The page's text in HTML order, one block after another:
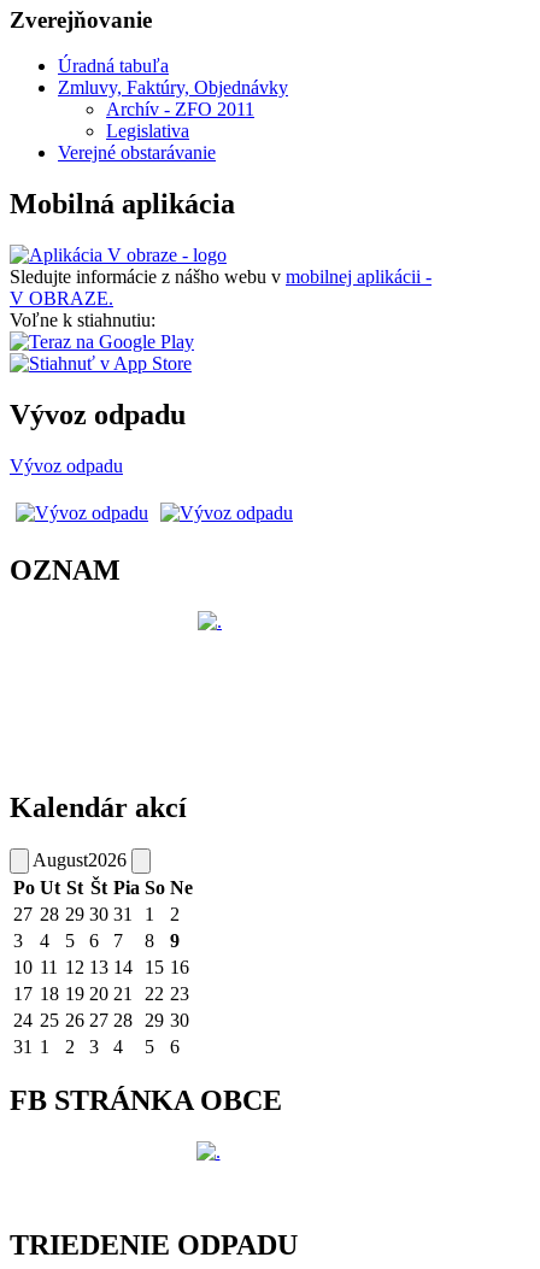
Zverejňovanie
Úradná tabuľa
Zmluvy, Faktúry, Objednávky
Archív - ZFO 2011
Legislativa
Verejné obstarávanie
Mobilná aplikácia
Sledujte informácie z nášho webu v mobilnej aplikácii -
V OBRAZE.
Voľne k stiahnutiu:
Vývoz odpadu
Vývoz odpadu
OZNAM
Kalendár akcí
August2026
Po Ut St Št Pia So Ne
27 28 29 30 31 1
2
3
4 5 6 7 8
9
10 11 12 13 14 15 16
17 18 19 20 21 22 23
24 25 26 27 28 29 30
31 1 2 3 4 5 6
FB STRÁNKA OBCE
TRIEDENIE ODPADU